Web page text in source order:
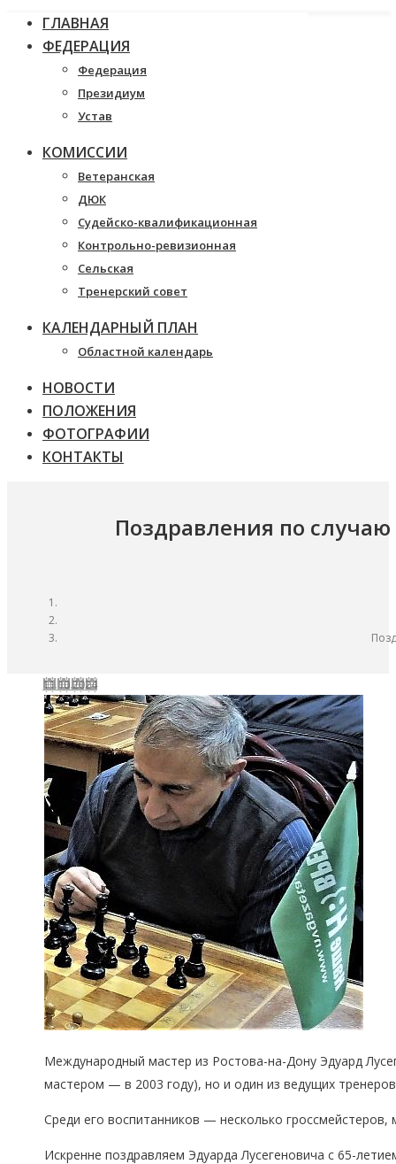
ГЛАВНАЯ
ФЕДЕРАЦИЯ
Федерация
Президиум
Устав
КОМИССИИ
Ветеранская
ДЮК
Судейско-квалификационная
Контрольно-ревизионная
Сельская
Тренерский совет
КАЛЕНДАРНЫЙ ПЛАН
Областной календарь
НОВОСТИ
ПОЛОЖЕНИЯ
ФОТОГРАФИИ
КОНТАКТЫ
Поздравления по
11.10.2024
Международный мастер из Ростова-на-Дону Эдуард
мастером — в 2003 году), но и один из ведущих
Среди его воспитанников — несколько
Искренне поздравляем Эдуарда Лусегеновича с 65-